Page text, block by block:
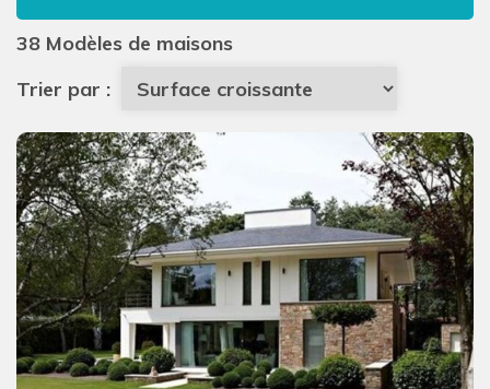
38 Modèles de maisons
Trier par :